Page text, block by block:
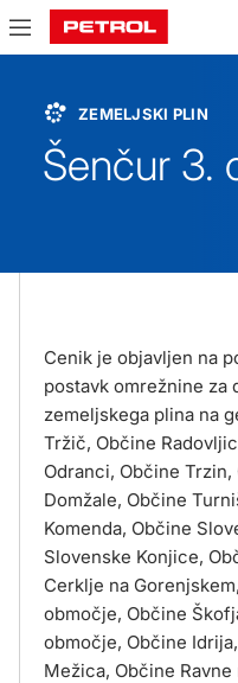
Šenčur
ZEMELJSKI PLIN
Šenčur 3.
Cenik je objavljen na
postavk omrežnine
zemeljskega plina na
Tržič, Občine
Odranci, Občine
Domžale, Občine
Komenda, Občine
Slovenske Konjice,
Cerklje na
območje, Občine
območje, Občine
Mežica, Občine